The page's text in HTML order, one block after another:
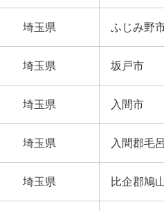
埼玉県 ふじみ野
埼玉県 坂戸市
埼玉県 入間市
埼玉県 入間郡毛
埼玉県 比企郡鳩